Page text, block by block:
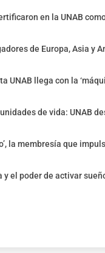
en la UNAB
de Europa, Asia y
UNAB llega con la
de vida: UNAB
la membresía que
y el poder de activar